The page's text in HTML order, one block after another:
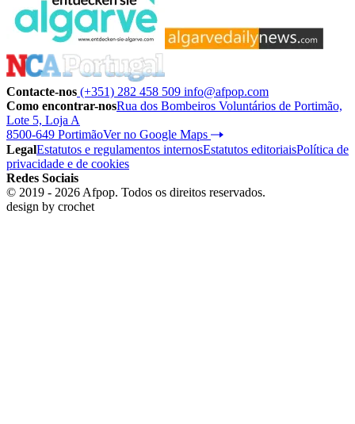
Contacte-nos (+351) 282 458 509 info@afpop.com
Como encontrar-nosRua dos Bombeiros Voluntários de Portimão,
Lote 5, Loja A
8500-649 PortimãoVer no Google Maps
LegalEstatutos e regulamentos internosEstatutos editoriaisPolítica de
privacidade e de cookies
Redes Sociais
© 2019 - 2026 Afpop. Todos os direitos reservados.
design by crochet